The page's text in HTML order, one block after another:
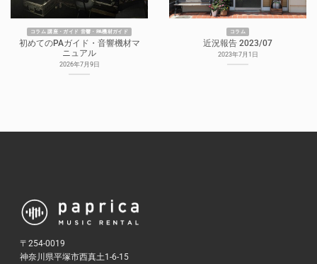
コラム 講座・ガイド 音響・PA機材ガイド
初めてのPAガイド・音響機材マ
ニュアル
2026年7月9日
コラム
近況報告 2023/07
2023年7月1日
〒254-0019
神奈川県平塚市西真土1-6-15